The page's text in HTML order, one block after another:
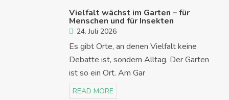
Vielfalt wächst im Garten – für
Menschen und für Insekten
24. Juli 2026
Es gibt Orte, an denen Vielfalt keine
Debatte ist, sondern Alltag. Der Garten
ist so ein Ort. Am Gar
READ MORE